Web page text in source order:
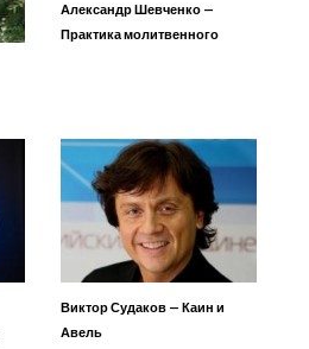
Александр Шевченко —
Практика молитвенного
Виктор Судаков — Каин и
Авель